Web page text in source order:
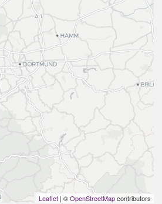
Leaflet | ©OpenStreetMapcontributors